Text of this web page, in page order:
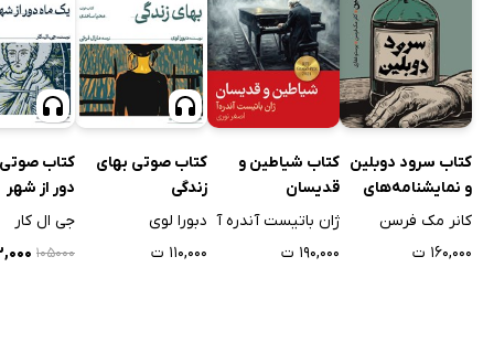
کتاب سرود دوبلین
و نمایشنامه‌های
دیگر
کانر مک فرسن
۱۶۰,۰۰۰ ت
کتاب شیاطین و
قدیسان
ژان باتیست آندره آ
۱۹۰,۰۰۰ ت
کتاب صوتی بهای
زندگی
دبورا لوی
۱۱۰,۰۰۰ ت
کتاب
دور از شهر
جی ال کار
۱۰۵۰۰۰